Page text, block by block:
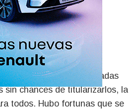
para
tierra en el
1910
ilustres llevaban décadas
sin chances de titularizarlos, la
todos. Hubo fortunas que se